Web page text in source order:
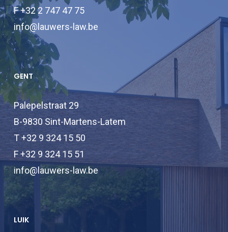
F +32 2 747 47 75
info@lauwers-law.be
GENT
Palepelstraat 29
B-9830 Sint-Martens-Latem
T +32 9 324 15 50
F +32 9 324 15 51
info@lauwers-law.be
LUIK